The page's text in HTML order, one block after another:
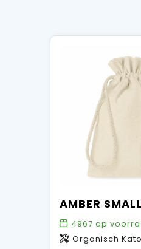
4967 op
Organisch